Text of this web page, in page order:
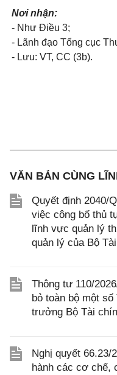
Nơi nhận:
- Như Điều 3;
- Lãnh đạo Tổng cục
- Lưu: VT, CC (3b).
VĂN BẢN CÙNG
Quyết định 2040/
việc công bố thủ
lĩnh vực quản lý
quản lý của Bộ
Thông tư 110/
bỏ toàn bộ một
trưởng Bộ Tài
Nghị quyết 66.23/
hành các cơ chế,